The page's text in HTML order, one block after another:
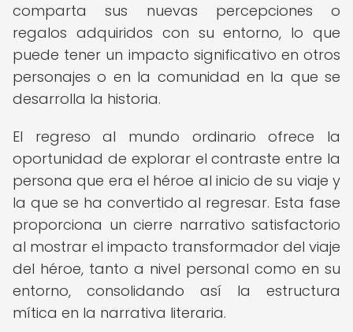
comparta sus nuevas percepciones o
regalos adquiridos con su entorno, lo que
puede tener un impacto significativo en otros
personajes o en la comunidad en la que se
desarrolla la historia.
El regreso al mundo ordinario ofrece la
oportunidad de explorar el contraste entre la
persona que era el héroe al inicio de su viaje y
la que se ha convertido al regresar. Esta fase
proporciona un cierre narrativo satisfactorio
al mostrar el impacto transformador del viaje
del héroe, tanto a nivel personal como en su
entorno, consolidando así la estructura
mítica en la narrativa literaria.